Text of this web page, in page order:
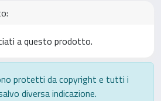
a questo prodotto.
protetti da copyright e tutti i
diversa indicazione.